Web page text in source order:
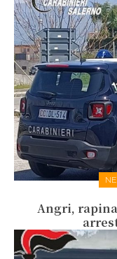
Angri,